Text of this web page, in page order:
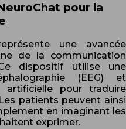
pour la
une avancée
de la communication
dispositif utilise une
(EEG) et
artificielle pour traduire
patients peuvent ainsi
en imaginant les
exprimer.